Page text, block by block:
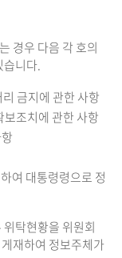
경우 다음 각 호의
습니다.
금지에 관한 사항
조치에 관한 사항
여 대통령령으로 정
탁현황을 위원회
재하여 정보주체가